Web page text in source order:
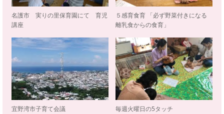
名護市 実りの里保育園にて 育児
講座
５感育食育 「必ず野菜付きになる
離乳食からの食育」
宜野湾市子育て会議 毎週火曜日の5タッチ